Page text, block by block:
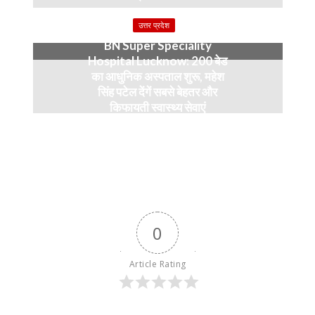
4 months ago
उत्तर प्रदेश
BN Super Speciality
Hospital Lucknow: 200 बेड
का आधुनिक अस्पताल शुरू, महेश
सिंह पटेल देंगें सबसे बेहतर और
किफायती स्वास्थ्य सेवाएं
0
Article Rating